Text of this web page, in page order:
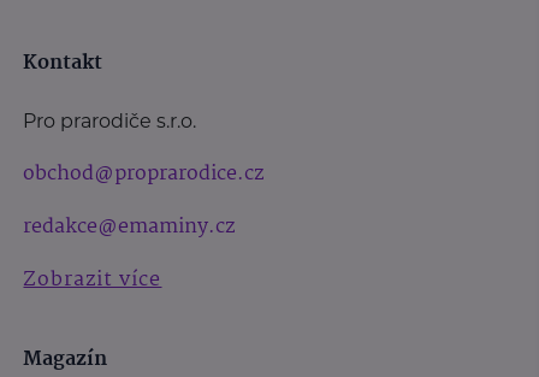
Kontakt
Pro prarodiče s.r.o.
obchod@proprarodice.cz
redakce@emaminy.cz
Zobrazit více
Magazín